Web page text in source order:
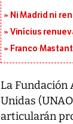
Ni Madrid ni
Vinícius
Franco
La Fundación
Unidas
articularán